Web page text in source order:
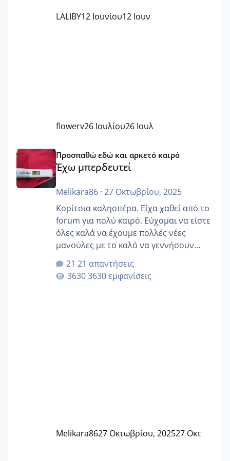
LALIBY12 Ιουνίου12 Ιουν
flowerv26 Ιουλίου26 Ιουλ
Έχω μπερδευτεί
Προσπαθώ εδώ και αρκετό καιρό
Έχω μπερδευτεί
Melikara86· 27 Οκτωβρίου, 2025
Κορίτσια καλησπέρα. Είχα χαθεί από το
forum για πολύ καιρό. Εύχομαι να είστε
όλες καλά να έχουμε πολλές νέες
μανούλες με το καλό να γεννήσουν
αυτές που ήδη περιμένουν. Να πάρουν
γερα μωράκια στην αγκαλίτσα τους
🙏🏼🙏🏼 Ας πάμε λοιπόν στο θέμα μου.
21 απαντήσεις
3630 εμφανίσεις
Melikara8627 Οκτωβρίου, 202527 Οκτ